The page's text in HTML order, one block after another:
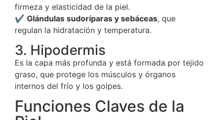
firmeza y elasticidad de la piel.
✔️ Glándulas sudoríparas y sebáceas, que
regulan la hidratación y temperatura.
3. Hipodermis
Es la capa más profunda y está formada por tejido
graso, que protege los músculos y órganos
internos del frío y los golpes.
Funciones Claves de la